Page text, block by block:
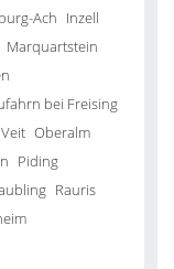
Ach Inzell
Marquartstein
bei Freising
Oberalm
Piding
Rauris